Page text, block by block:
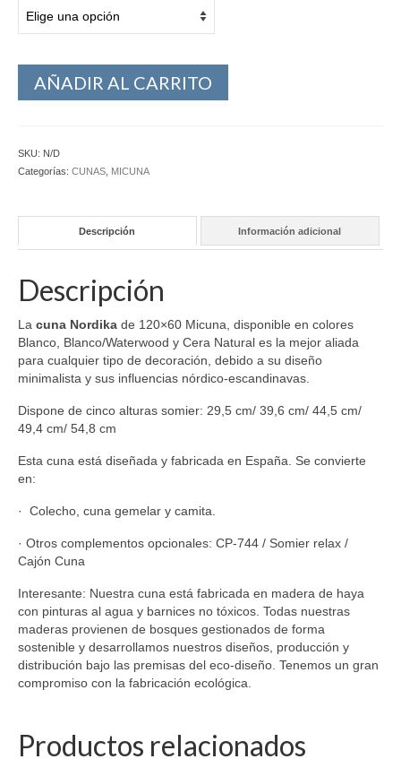
AÑADIR AL CARRITO
SKU: N/D
Categorías: CUNAS MICUNA
Descripción Información adicional
Descripción
La cuna Nordika de 120×60 Micuna, disponible en colores
Blanco, Blanco/Waterwood y Cera Natural es la mejor aliada
para cualquier tipo de decoración, debido a su diseño
minimalista y sus influencias nórdico-escandinavas.
Dispone de cinco alturas somier: 29,5 cm/ 39,6 cm/ 44,5 cm/
49,4 cm/ 54,8 cm
Esta cuna está diseñada y fabricada en España. Se convierte
en:
· Colecho, cuna gemelar y camita.
· Otros complementos opcionales: CP-744 / Somier relax /
Cajón Cuna
Interesante: Nuestra cuna está fabricada en madera de haya
con pinturas al agua y barnices no tóxicos. Todas nuestras
maderas provienen de bosques gestionados de forma
sostenible y desarrollamos nuestros diseños, producción y
distribución bajo las premisas del eco-diseño. Tenemos un gran
compromiso con la fabricación ecológica.
Productos relacionados